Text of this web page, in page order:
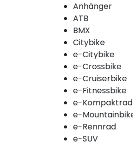
Anhänger
ATB
BMX
Citybike
e-Citybike
e-Crossbike
e-Cruiserbike
e-Fitnessbike
e-Kompaktrad
e-
e-Rennrad
e-SUV